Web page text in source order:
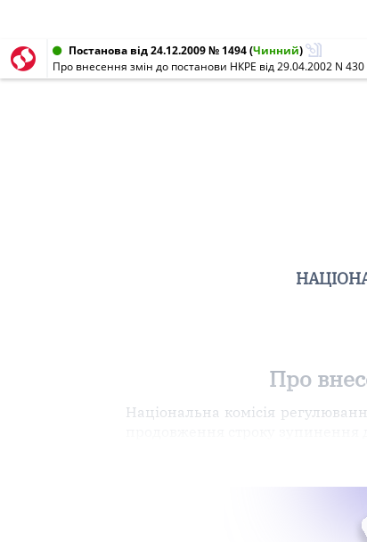
Постанова від 24.12.2009 № 1494(Чинний)
Про внесення змін до постанови НКРЕ від 29.04.2002 N 430
Про
Національна комісія